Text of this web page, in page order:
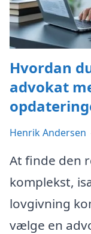
Hvordan
advokat
Henrik Andersen
At finde den
komplekst,
lovgivning
vælge en